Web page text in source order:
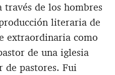
través de los hombres
literaria de
extraordinaria como
de una iglesia
de pastores. Fui